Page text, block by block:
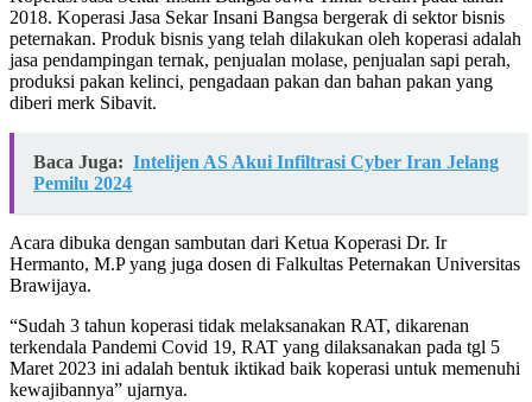
2018. Koperasi Jasa Sekar Insani Bangsa bergerak di sektor bisnis
peternakan. Produk bisnis yang telah dilakukan oleh koperasi adalah
jasa pendampingan ternak, penjualan molase, penjualan sapi perah,
produksi pakan kelinci, pengadaan pakan dan bahan pakan yang
diberi merk Sibavit.
Baca Juga: Intelijen AS Akui Infiltrasi Cyber Iran Jelang
Pemilu 2024
Acara dibuka dengan sambutan dari Ketua Koperasi Dr. Ir
Hermanto, M.P yang juga dosen di Falkultas Peternakan Universitas
Brawijaya.
“Sudah 3 tahun koperasi tidak melaksanakan RAT, dikarenan
terkendala Pandemi Covid 19, RAT yang dilaksanakan pada tgl 5
Maret 2023 ini adalah bentuk iktikad baik koperasi untuk memenuhi
kewajibannya” ujarnya.